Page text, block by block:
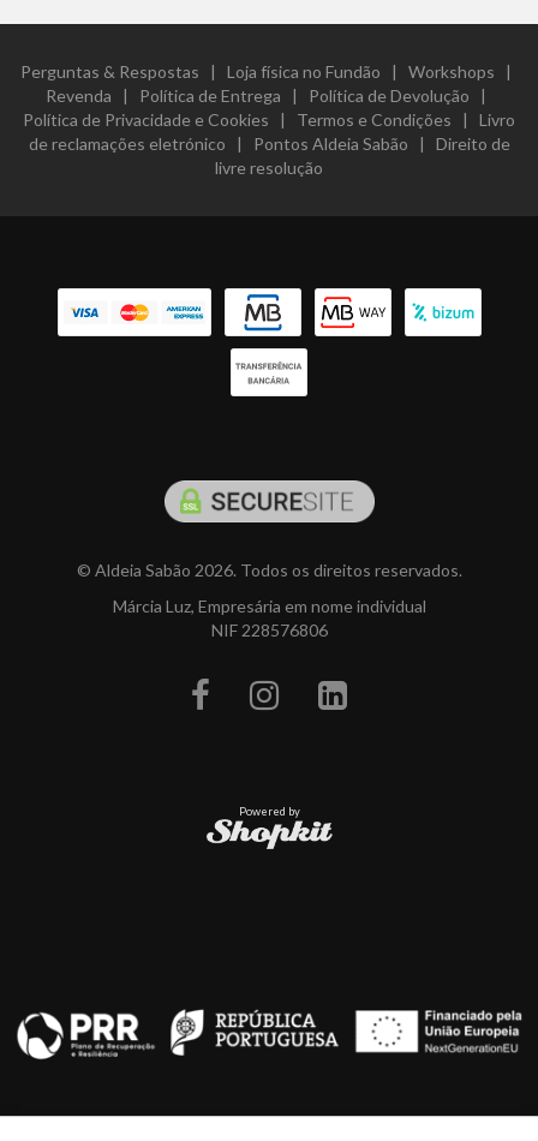
Perguntas & Respostas | Loja física no Fundão | Workshops |
Revenda | Política de Entrega | Política de Devolução |
Política de Privacidade e Cookies | Termos e Condições | Livro
de reclamações eletrónico | Pontos Aldeia Sabão | Direito de
livre resolução
© Aldeia Sabão 2026. Todos os direitos reservados.
Márcia Luz, Empresária em nome individual
NIF 228576806
Powered by